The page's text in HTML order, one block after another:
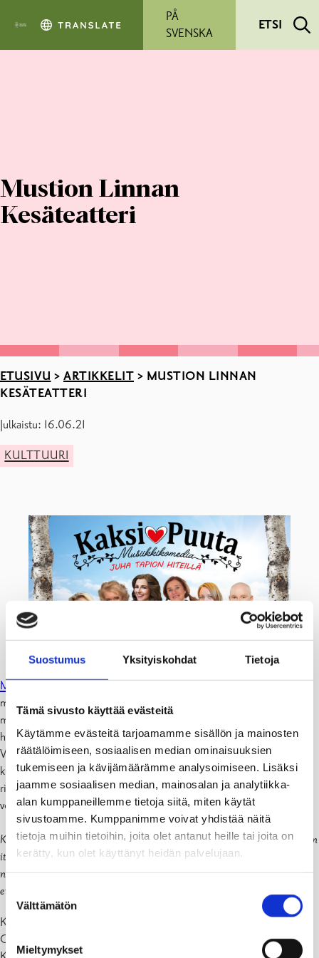
Suostumus Yksityiskohdat Tietoja
Tämä sivusto käyttää evästeitä
Käytämme evästeitä tarjoamamme sisällön ja mainosten
räätälöimiseen, sosiaalisen median ominaisuuksien
tukemiseen ja kävijämäärämme analysoimiseen. Lisäksi
jaamme sosiaalisen median, mainosalan ja analytiikka-
alan kumppaneillemme tietoja siitä, miten käytät
sivustoamme. Kumppanimme voivat yhdistää näitä
tietoja muihin tietoihin, joita olet antanut heille tai joita on
kerätty, kun olet käyttänyt heidän palvelujaan.
Suostumuksen
valinta
Välttämätön
Mieltymykset
PÅ
SVENSKA
ETSI
Mustion Linnan
Kesäteatteri
ETUSIVU > ARTIKKELIT > MUSTION LINNAN
KESÄTEATTERI
Julkaistu: 16.06.21
KULTTUURI
MustionLinnan Kesäteatterin 2021 ohjelmistossa on
musiikkinäytelmä
musiikkikomedia, jonka ensi-ilta on 30.6. 2021. Kaksi puuta on
hersyvän hauska tarina rakkaudesta, intohimosta ja jääräpäisyydestä.
Vaikka ennen olikin kaikki paremmin, niin voiko muutos joskus
kuitenkin olla hyväksi? Kahden täysin erilaisen maailman kohdatessa
ristiriidoilta ei voida välttyä, mutta kenties näkökulmien avartaminen
voi tuottaa myös jotain hyvää ja yllättävää.
Kaksi puuta – näytelmä ei kerro lauluntekijä Juha Tapiosta, vaan se on
itsenäisesti kirjoitettu humoristinen tarina. Juha Tapio ei itse esiinny
näytelmässä, mutta Juha Tapion musiikki kuljettaa kiinteästi tarinaa
eteenpäin.
Käsikirjoitus: Osku Valve & Otto Kanerva
Ohjaus: Joonas Suominen